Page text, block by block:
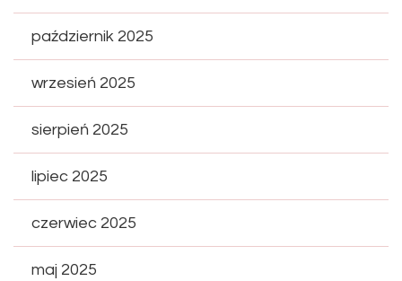
październik 2025
wrzesień 2025
sierpień 2025
lipiec 2025
czerwiec 2025
maj 2025